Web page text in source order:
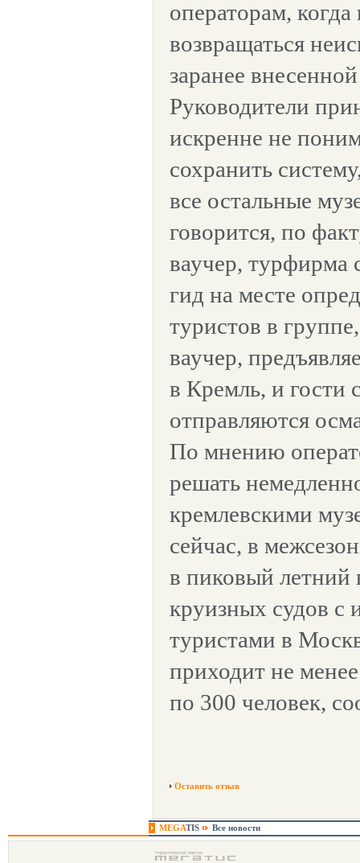
операторам, когда
возвращаться
заранее
Руководители
искренне не
сохранить
все остальные
говорится, по
ваучер, турфирма
гид на месте
туристов в
ваучер,
в Кремль, и гости
отправляются
По мнению
решать
кремлевскими
сейчас, в
в пиковый летний
круизных судов с
туристами в
приходит не
по 300 человек,
Оставить отзыв
MEGATIS Все новости